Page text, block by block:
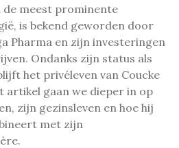
de meest prominente
is bekend geworden door
Pharma en zijn investeringen
Ondanks zijn status als
het privéleven van Coucke
gaan we dieper in op
zijn gezinsleven en hoe hij
met zijn